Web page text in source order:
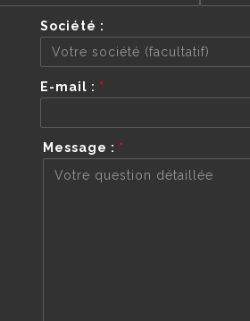
Société :
E-mail : *
Message : *